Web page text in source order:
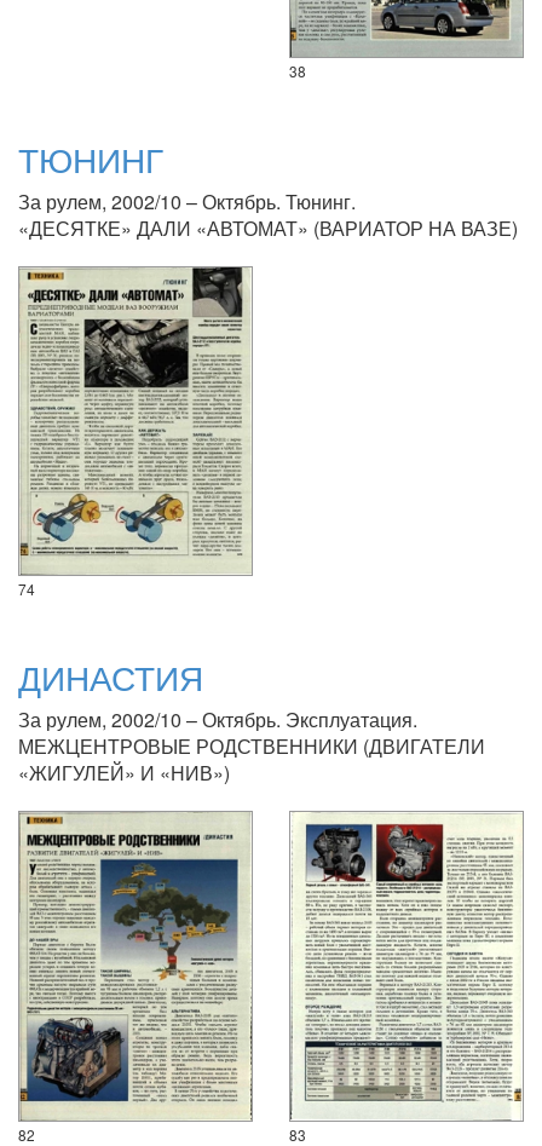
38
ТЮНИНГ
За рулем, 2002/10 – Октябрь. Тюнинг.
«ДЕСЯТКЕ» ДАЛИ «АВТОМАТ» (ВАРИАТОР НА ВАЗЕ)
74
ДИНАСТИЯ
За рулем, 2002/10 – Октябрь. Эксплуатация.
МЕЖЦЕНТРОВЫЕ РОДСТВЕННИКИ (ДВИГАТЕЛИ
«ЖИГУЛЕЙ» И «НИВ»)
82 83